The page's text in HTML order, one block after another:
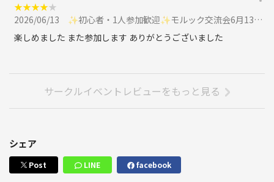
★★★★★
2026/06/13
✨初心者・1人参加歓迎✨モルック交流会6月13日(土)10時〜12時に参加
楽しめました また参加します ありがとうございました
サークルイベントレビューをもっと見る
シェア
Post LINE facebook